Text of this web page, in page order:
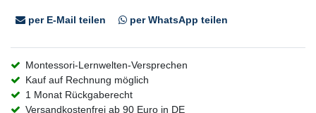
per E-Mail teilen per WhatsApp teilen
Montessori-Lernwelten-Versprechen
Kauf auf Rechnung möglich
1 Monat Rückgaberecht
Versandkostenfrei ab 90 Euro in DE